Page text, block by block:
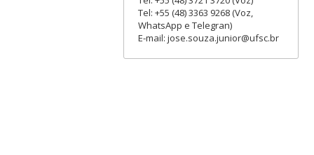
Tel: +55 (48) 3363 9268 (Voz,
WhatsApp e Telegran)
E-mail: jose.souza.junior@ufsc.br